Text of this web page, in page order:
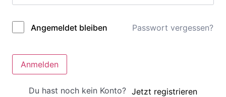
Alternative:
Angemeldet bleiben Passwort vergessen?
Anmelden
Du hast noch kein Konto? Jetzt registrieren